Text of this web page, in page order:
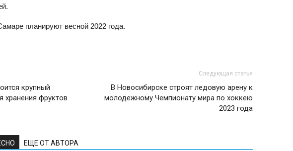
планируют весной 2022 года.
крупный
хранения фруктов
Следующая статья
В Новосибирске строят ледовую арену к
молодежному Чемпионату мира по хоккею
2023 года
ЕЩЕ ОТ АВТОРА